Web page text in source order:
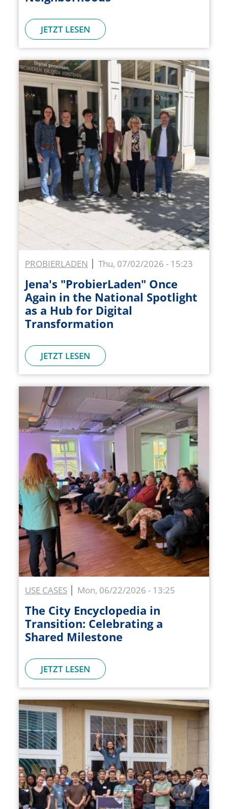
JETZT LESEN
PROBIERLADEN Thu, 07/02/2026 - 15:23
Jena's "ProbierLaden" Once
Again in the National Spotlight
as a Hub for Digital
Transformation
JETZT LESEN
USE CASES Mon, 06/22/2026 - 13:25
The City Encyclopedia in
Transition: Celebrating a
Shared Milestone
JETZT LESEN